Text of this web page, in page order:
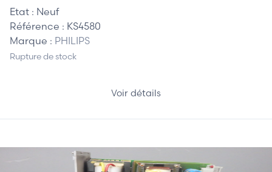
Etat : Neuf
Référence : KS4580
Marque : PHILIPS
Rupture de stock
Voir détails